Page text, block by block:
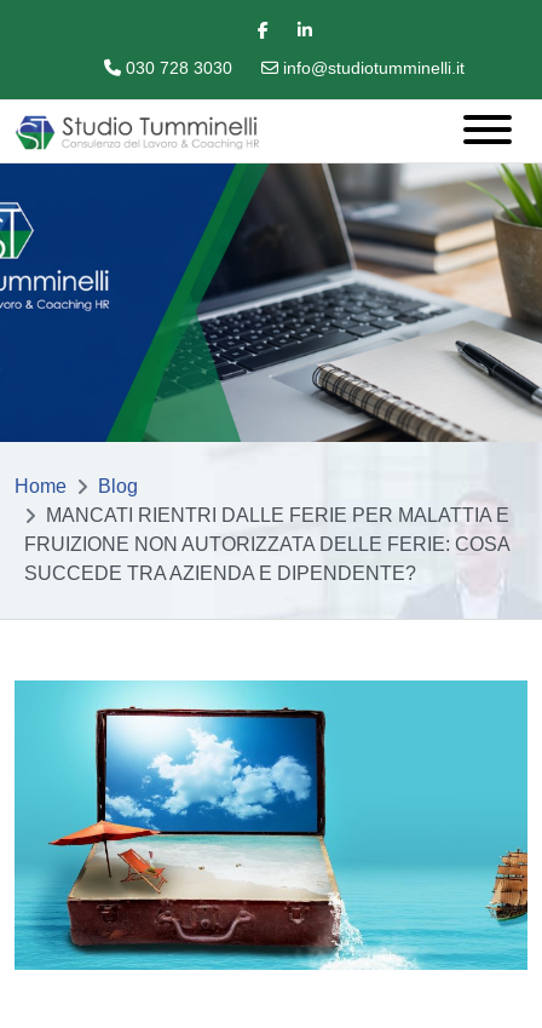
030 728 3030 info@studiotumminelli.it
Home
Blog
MANCATI RIENTRI DALLE FERIE PER MALATTIA E
FRUIZIONE NON AUTORIZZATA DELLE FERIE: COSA
SUCCEDE TRA AZIENDA E DIPENDENTE?